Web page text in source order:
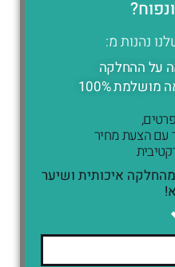
נהנות מ:
על ההחלקה
100%
עם הצעת מחיר
איכותית ושיער